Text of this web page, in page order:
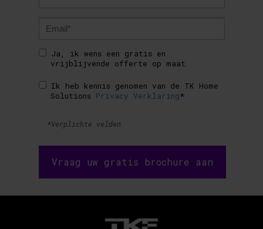
Ja, ik wens een gratis en
vrijblijvende offerte op maat
Ik heb kennis genomen van de TK Home
Solutions Privacy Verklaring*
Vraag uw gratis brochure aan
*Verplichte velden